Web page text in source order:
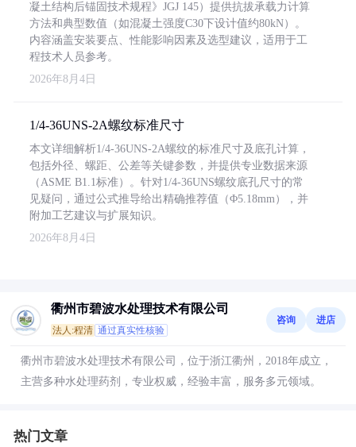
凝土结构后锚固技术规程》JGJ 145）提供抗拔承载力计算
方法和典型数值（如混凝土强度C30下设计值约80kN）。
内容涵盖安装要点、性能影响因素及选型建议，适用于工
程技术人员参考。
2026年8月4日
1/4-36UNS-2A螺纹标准尺寸
本文详细解析1/4-36UNS-2A螺纹的标准尺寸及底孔计算，
包括外径、螺距、公差等关键参数，并提供专业数据来源
（ASME B1.1标准）。针对1/4-36UNS螺纹底孔尺寸的常
见疑问，通过公式推导给出精确推荐值（Φ5.18mm），并
附加工艺建议与扩展知识。
2026年8月4日
衢州市碧波水处理技术有限公司
法人:程清 通过真实性核验
咨询 进店
衢州市碧波水处理技术有限公司，位于浙江衢州，2018年成立，
主营多种水处理药剂，专业权威，经验丰富，服务多元领域。
热门文章